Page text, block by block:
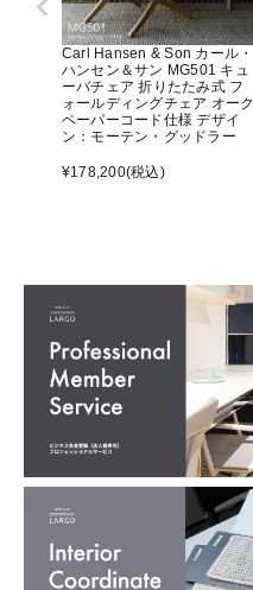
Carl Hansen & Son カール・
ハンセン＆サン MG501 キュ
ーバチェア 折りたたみ式 フ
ォールディングチェア オーク
ペーパーコード仕様 デザイ
ン：モーテン・グッドラー
¥178,200(税込)